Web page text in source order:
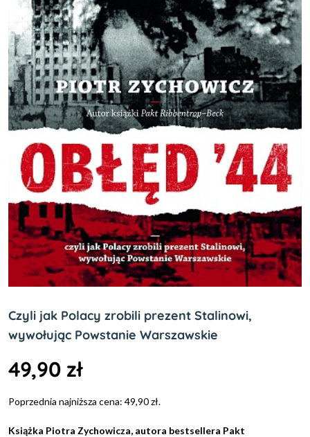
Czyli jak Polacy zrobili prezent Stalinowi,
wywołując Powstanie Warszawskie
49,90 zł
Poprzednia najniższa cena: 49,90zł.
Książka Piotra Zychowicza, autora bestsellera Pakt